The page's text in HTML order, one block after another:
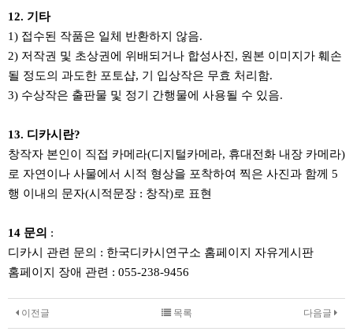
12. 기타
1) 접수된 작품은 일체 반환하지 않음.
2) 저작권 및 초상권에 위배되거나 합성사진, 원본 이미지가 훼손
될 정도의 과도한 포토샵, 기 입상작은 무효 처리함.
3) 수상작은 출판물 및 정기 간행물에 사용될 수 있음.
13. 디카시란?
창작자 본인이 직접 카메라(디지털카메라, 휴대전화 내장 카메라)
로 자연이나 사물에서 시적 형상을 포착하여 찍은 사진과 함께 5
행 이내의 문자(시적문장 : 창작)로 표현
14 문의 :
디카시 관련 문의 : 한국디카시연구소 홈페이지 자유게시판
홈페이지 장애 관련 : 055-238-9456
이전글 다음글
목록